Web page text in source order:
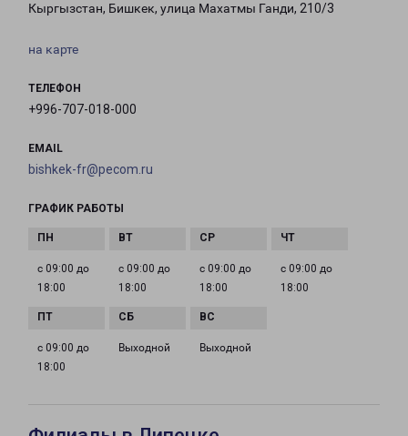
Кыргызстан, Бишкек, улица Махатмы Ганди, 210/3
на карте
ТЕЛЕФОН
+996-707-018-000
EMAIL
bishkek-fr@pecom.ru
ГРАФИК РАБОТЫ
с 09:00 до
18:00
с 09:00 до
18:00
с 09:00 до
18:00
с 09:00 до
18:00
с 09:00 до
18:00
Выходной Выходной